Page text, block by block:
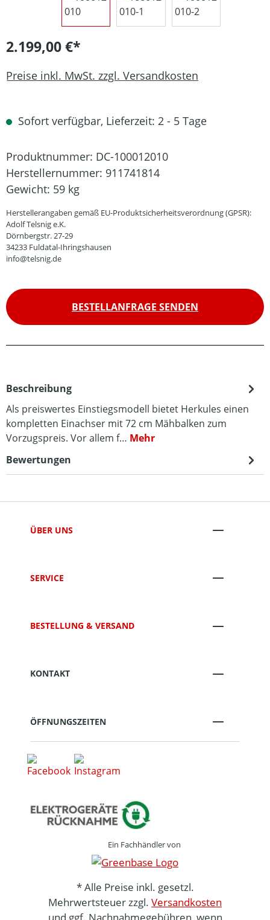
2.199,00 €*
Preise inkl. MwSt. zzgl. Versandkosten
Sofort verfügbar, Lieferzeit: 2 - 5 Tage
Produktnummer: DC-100012010
Herstellernummer: 911741814
Gewicht: 59 kg
Herstellerangaben gemäß EU-Produktsicherheitsverordnung (GPSR):
Adolf Telsnig e.K.
Dörnbergstr. 27-29
34233 Fuldatal-Ihringshausen
info@telsnig.de
BESTELLANFRAGE SENDEN
Beschreibung
Als preiswertes Einstiegsmodell bietet Herkules einen
kompletten Einachser mit 72 cm Mähbalken zum
Vorzugspreis. Vor allem f… Mehr
Bewertungen
ÜBER UNS
SERVICE
BESTELLUNG & VERSAND
KONTAKT
ÖFFNUNGSZEITEN
Ein Fachhändler von
* Alle Preise inkl. gesetzl.
Mehrwertsteuer zzgl. Versandkosten